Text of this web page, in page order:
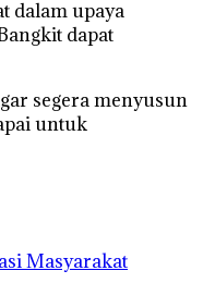
dalam upaya
dapat
segera menyusun
untuk
Masyarakat